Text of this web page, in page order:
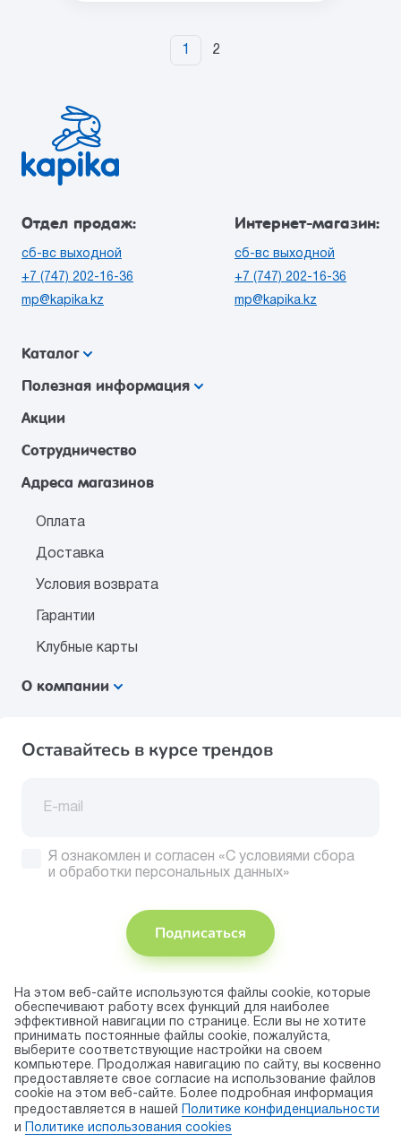
На этом веб-сайте используются файлы cookie, которые
обеспечивают работу всех функций для наиболее
эффективной навигации по странице. Если вы не хотите
принимать постоянные файлы cookie, пожалуйста,
выберите соответствующие настройки на своем
компьютере. Продолжая навигацию по сайту, вы косвенно
предоставляете свое согласие на использование файлов
cookie на этом веб-сайте. Более подробная информация
предоставляется в нашей
Политике конфиденциальности
и
Политике использования сookies
1 2
Отдел продаж:
сб-вс выходной
+7 (747) 202-16-36
mp@kapika.kz
Интернет-магазин:
сб-вс выходной
+7 (747) 202-16-36
mp@kapika.kz
Каталог
Акции
Сотрудничество
Адреса магазинов
Полезная информация
Оплата
Доставка
Условия возврата
Гарантии
Клубные карты
О компании
Оставайтесь в курсе трендов
Я ознакомлен и согласен «С условиями сбора
и обработки персональных данных»
Подписаться
Присоединяйтесь
Принимаем
к оплате
Правила использования cookie